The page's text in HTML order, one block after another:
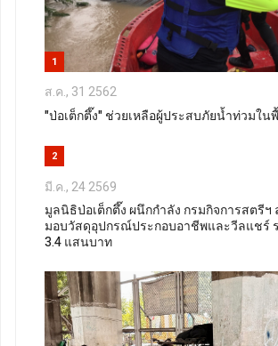
1
ส.ค., 31 2562
"ป่อเต็กตึ๊ง" ช่วยเหลือผู้ประสบภัยน้ำท่วมใ
2
มี.ค., 24 2569
มูลนิธิป่อเต็กตึ๊ง ผนึกกำลัง กรมกิจการสตรี
มอบวัสดุอุปกรณ์ประกอบอาชีพและวีลแชร์
3.4 แสนบาท